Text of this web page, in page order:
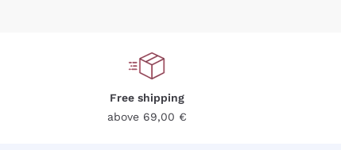
Free shipping
above 69,00 €